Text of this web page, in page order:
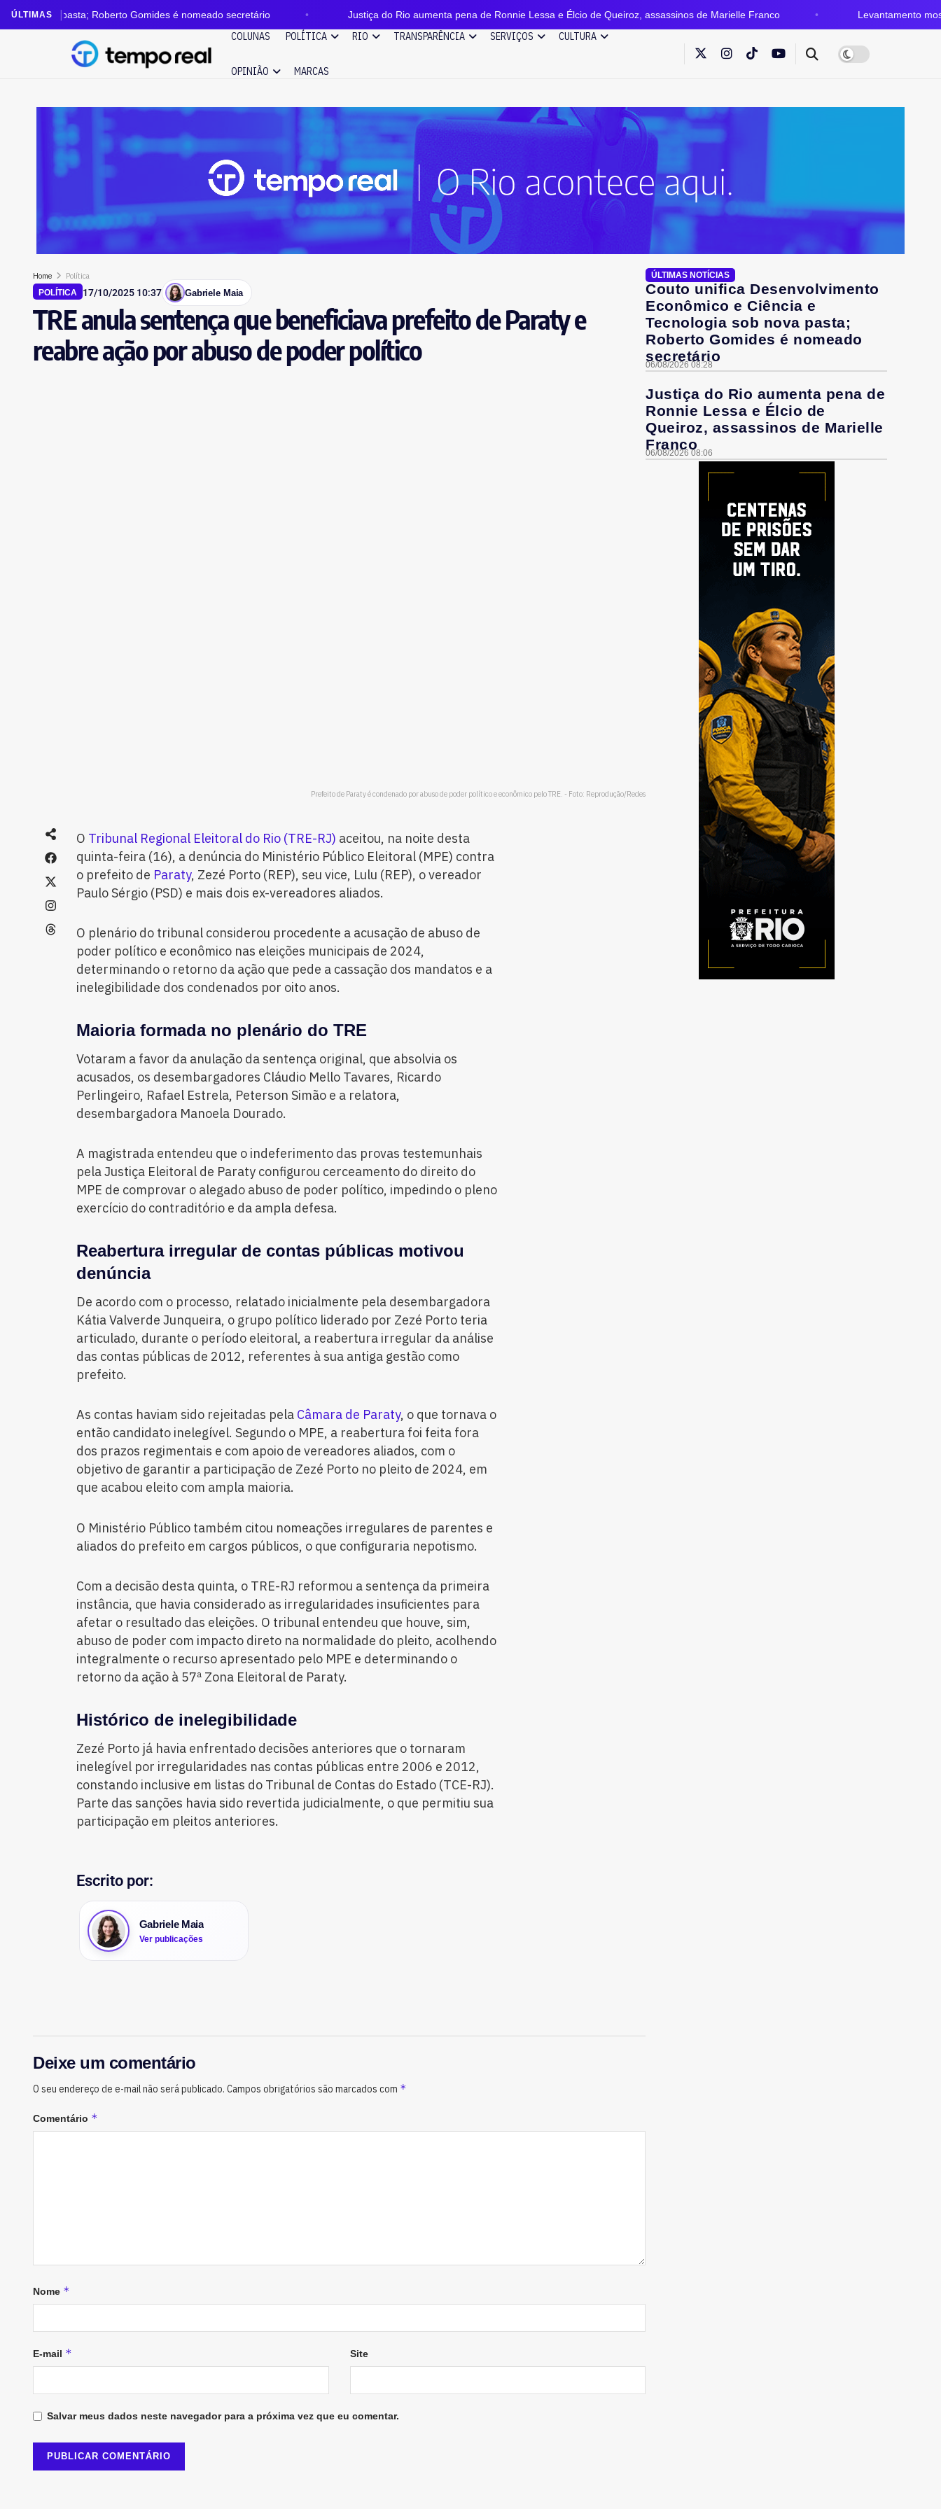
ÚLTIMAS
Roberto Gomides é nomeado secretário Justiça do Rio aumenta pena de Ronnie Lessa e Élcio de Queiroz, assassinos de Marielle Franco Levantamento mostra força da
COLUNAS POLÍTICA RIO TRANSPARÊNCIA SERVIÇOS CULTURA
OPINIÃO MARCAS
Home Política
POLÍTICA 17/10/2025 10:37 Gabriele Maia
TRE anula sentença que beneficiava prefeito de Paraty e
reabre ação por abuso de poder político
Prefeito de Paraty é condenado por abuso de poder político e econômico pelo TRE. - Foto: Reprodução/Redes
O Tribunal Regional Eleitoral do Rio (TRE-RJ) aceitou, na noite desta
quinta-feira (16), a denúncia do Ministério Público Eleitoral (MPE) contra
o prefeito de Paraty, Zezé Porto (REP), seu vice, Lulu (REP), o vereador
Paulo Sérgio (PSD) e mais dois ex-vereadores aliados.
O plenário do tribunal considerou procedente a acusação de abuso de
poder político e econômico nas eleições municipais de 2024,
determinando o retorno da ação que pede a cassação dos mandatos e a
inelegibilidade dos condenados por oito anos.
Maioria formada no plenário do TRE
Votaram a favor da anulação da sentença original, que absolvia os
acusados, os desembargadores Cláudio Mello Tavares, Ricardo
Perlingeiro, Rafael Estrela, Peterson Simão e a relatora,
desembargadora Manoela Dourado.
A magistrada entendeu que o indeferimento das provas testemunhais
pela Justiça Eleitoral de Paraty configurou cerceamento do direito do
MPE de comprovar o alegado abuso de poder político, impedindo o pleno
exercício do contraditório e da ampla defesa.
Reabertura irregular de contas públicas motivou
denúncia
De acordo com o processo, relatado inicialmente pela desembargadora
Kátia Valverde Junqueira, o grupo político liderado por Zezé Porto teria
articulado, durante o período eleitoral, a reabertura irregular da análise
das contas públicas de 2012, referentes à sua antiga gestão como
prefeito.
As contas haviam sido rejeitadas pela Câmara de Paraty, o que tornava o
então candidato inelegível. Segundo o MPE, a reabertura foi feita fora
dos prazos regimentais e com apoio de vereadores aliados, com o
objetivo de garantir a participação de Zezé Porto no pleito de 2024, em
que acabou eleito com ampla maioria.
O Ministério Público também citou nomeações irregulares de parentes e
aliados do prefeito em cargos públicos, o que configuraria nepotismo.
Com a decisão desta quinta, o TRE-RJ reformou a sentença da primeira
instância, que havia considerado as irregularidades insuficientes para
afetar o resultado das eleições. O tribunal entendeu que houve, sim,
abuso de poder com impacto direto na normalidade do pleito, acolhendo
integralmente o recurso apresentado pelo MPE e determinando o
retorno da ação à 57ª Zona Eleitoral de Paraty.
Histórico de inelegibilidade
Zezé Porto já havia enfrentado decisões anteriores que o tornaram
inelegível por irregularidades nas contas públicas entre 2006 e 2012,
constando inclusive em listas do Tribunal de Contas do Estado (TCE-RJ).
Parte das sanções havia sido revertida judicialmente, o que permitiu sua
participação em pleitos anteriores.
Escrito por:
Gabriele Maia
Ver publicações
ÚLTIMAS NOTÍCIAS
Couto unifica Desenvolvimento
Econômico e Ciência e
Tecnologia sob nova pasta;
Roberto Gomides é nomeado
secretário
06/08/2026 08:28
Justiça do Rio aumenta pena de
Ronnie Lessa e Élcio de
Queiroz, assassinos de Marielle
Franco
06/08/2026 08:06
Deixe um comentário
O seu endereço de e-mail não será publicado. Campos obrigatórios são marcados com *
Comentário *
Nome *
E-mail * Site
Salvar meus dados neste navegador para a próxima vez que eu comentar.